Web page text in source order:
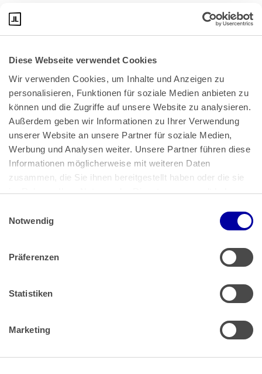
Diese Webseite verwendet Cookies
Wir verwenden Cookies, um Inhalte und Anzeigen zu
personalisieren, Funktionen für soziale Medien anbieten zu
können und die Zugriffe auf unsere Website zu analysieren.
Außerdem geben wir Informationen zu Ihrer Verwendung
unserer Website an unsere Partner für soziale Medien,
Werbung und Analysen weiter. Unsere Partner führen diese
Informationen möglicherweise mit weiteren Daten
zusammen, die Sie ihnen bereitgestellt haben oder die sie
im Rahmen Ihrer Nutzung der Dienste gesammelt haben.
Impressum
Notwendig
Präferenzen
Statistiken
Marketing
Bundeskanzlerplatz 2
53113 Bonn
Pressemitteilungen|AGB
Impressum|Datenschutz
Muster Widerrufsformular (PDF)
Barrierefreiheit